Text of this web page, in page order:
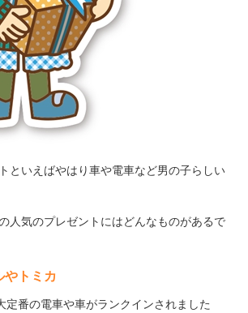
といえばやはり車や電車など男の子らしい
人気のプレゼントにはどんなものがあるで
やトミカ
定番の電車や車がランクインされました